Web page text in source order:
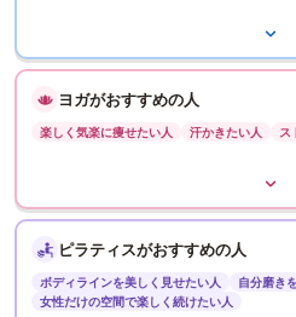
ヨガがおすすめの人
楽しく気楽に痩せたい人 汗かきたい人 ス
ピラティスがおすすめの人
ボディラインを美しく見せたい人
自分磨き
女性だけの空間で楽しく続けたい人